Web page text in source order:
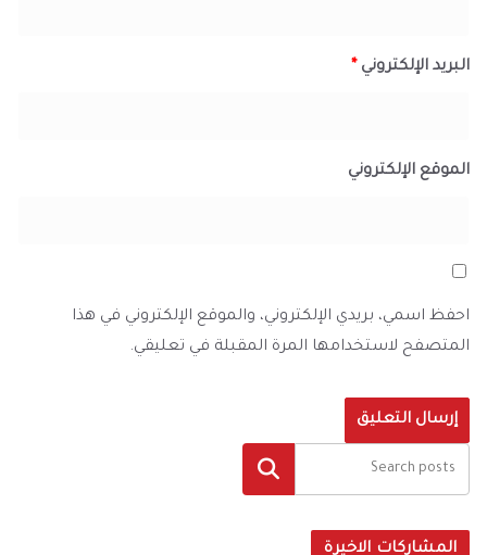
البريد الإلكتروني *
الموقع الإلكتروني
احفظ اسمي، بريدي الإلكتروني، والموقع الإلكتروني في هذا
المتصفح لاستخدامها المرة المقبلة في تعليقي.
البحث
المشاركات الاخيرة